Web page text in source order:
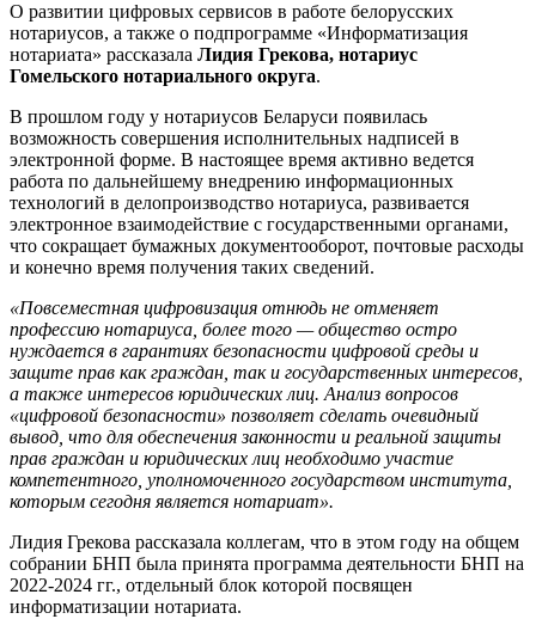
О развитии цифровых сервисов в работе белорусских
нотариусов, а также о подпрограмме «Информатизация
нотариата» рассказала Лидия Грекова, нотариус
Гомельского нотариального округа.
В прошлом году у нотариусов Беларуси появилась
возможность совершения исполнительных надписей в
электронной форме. В настоящее время активно ведется
работа по дальнейшему внедрению информационных
технологий в делопроизводство нотариуса, развивается
электронное взаимодействие с государственными органами,
что сокращает бумажных документооборот, почтовые расходы
и конечно время получения таких сведений.
«Повсеместная цифровизация отнюдь не отменяет
профессию нотариуса, более того — общество остро
нуждается в гарантиях безопасности цифровой среды и
защите прав как граждан, так и государственных интересов,
а также интересов юридических лиц. Анализ вопросов
«цифровой безопасности» позволяет сделать очевидный
вывод, что для обеспечения законности и реальной защиты
прав граждан и юридических лиц необходимо участие
компетентного, уполномоченного государством института,
которым сегодня является нотариат».
Лидия Грекова рассказала коллегам, что в этом году на общем
собрании БНП была принята программа деятельности БНП на
2022-2024 гг., отдельный блок которой посвящен
информатизации нотариата.